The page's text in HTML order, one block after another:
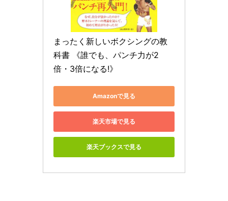
まったく新しいボクシングの教
科書 《誰でも、パンチ力が2
倍・3倍になる!》
Amazonで見る
楽天市場で見る
楽天ブックスで見る